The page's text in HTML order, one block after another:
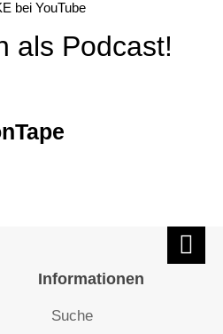
als Podcast!
Informationen
Suche